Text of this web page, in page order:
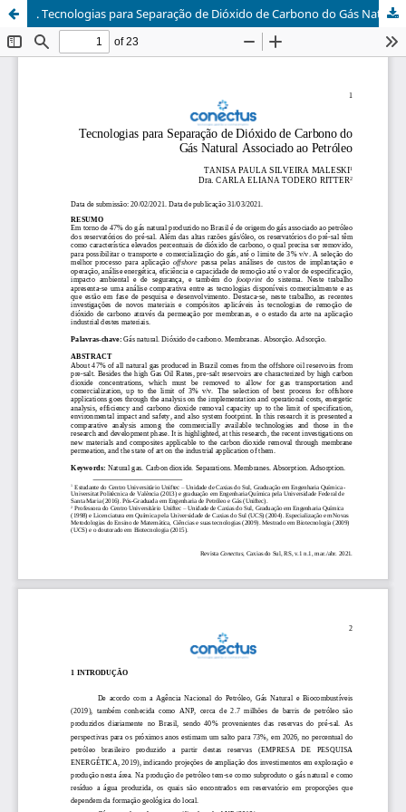
. Tecnologias para Separação de Dióxido de Carbono do Gás Natural Associado ao Petróleo